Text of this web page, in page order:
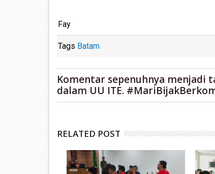
Fay
Tags Batam
Komentar sepenuhnya menjadi
dalam UU ITE.
RELATED POST